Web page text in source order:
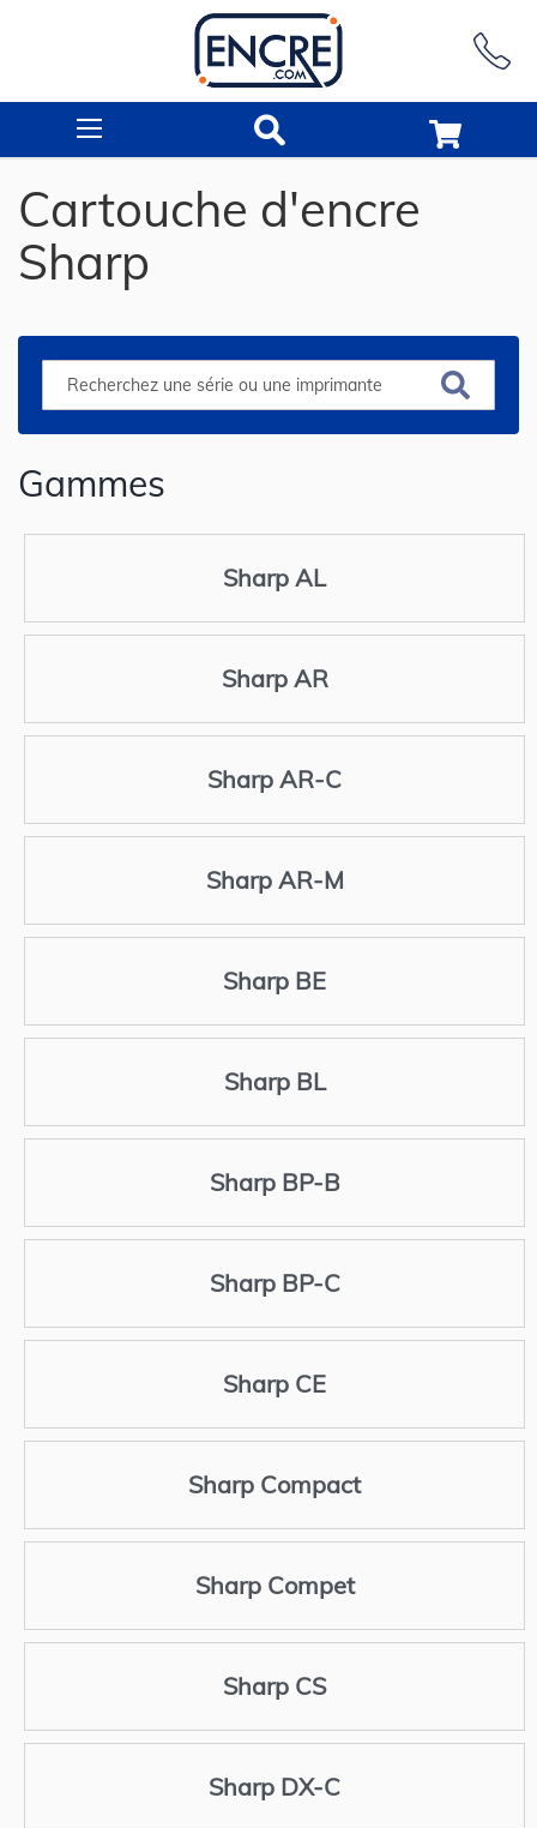
Cartouche d'encre
Sharp
Gammes
Sharp AL
Sharp AR
Sharp AR-C
Sharp AR-M
Sharp BE
Sharp BL
Sharp BP-B
Sharp BP-C
Sharp CE
Sharp Compact
Sharp Compet
Sharp CS
Sharp DX-C